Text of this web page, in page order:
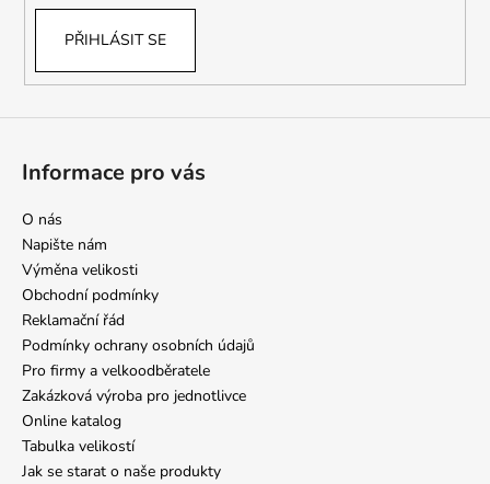
PŘIHLÁSIT SE
Informace pro vás
O nás
Napište nám
Výměna velikosti
Obchodní podmínky
Reklamační řád
Podmínky ochrany osobních údajů
Pro firmy a velkoodběratele
Zakázková výroba pro jednotlivce
Online katalog
Tabulka velikostí
Jak se starat o naše produkty